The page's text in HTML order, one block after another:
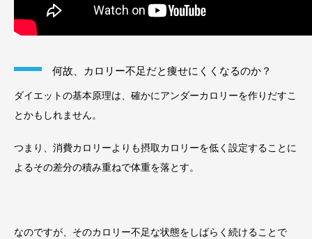
何故、カロリー不足だと痩せにくくなるのか？
ダイエットの基本原理は、確かにアンダーカロリーを作りだすこ
とかもしれません。
つまり、消費カロリーよりも摂取カロリーを低く設定することに
よるその差分の積み重ねで体重を落とす。
なのですが、そのカロリー不足な状態をしばらく続けることで